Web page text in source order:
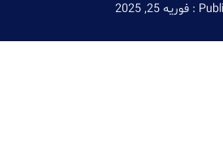
فوریه 25, 2025